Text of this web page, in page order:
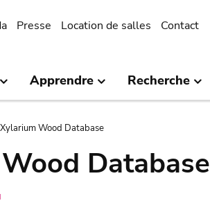
Presse Location de salles Contact
Apprendre Recherche
Wood Database
Database